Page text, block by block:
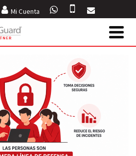
Mi Cuenta